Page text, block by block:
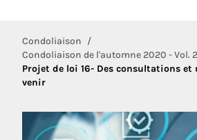
Condoliaison
Condoliaison de l'automne 2020 - Vol.
Projet de loi 16- Des consultations et
venir